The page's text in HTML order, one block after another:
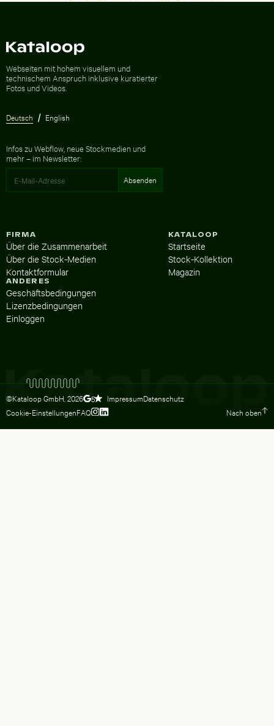
Webseiten mit hohem visuellem und
technischem Anspruch inklusive kuratierter
Fotos und Videos.
Deutsch English
Infos zu Webflow, neue Stockmedien und
mehr – im Newsletter:
KATALOOP
Startseite
Stock-Kollektion
Magazin
FIRMA
Über die Zusammenarbeit
Über die Stock-Medien
Kontaktformular
ANDERES
Geschäftsbedingungen
Lizenzbedingungen
Einloggen
©Kataloop GmbH, 2026 5 ImpressumDatenschutz
Cookie-EinstellungenFAQ Nach oben